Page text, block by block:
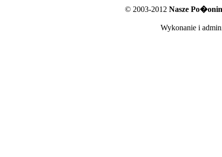
© 2003-2012 Nasze
Wykonanie i